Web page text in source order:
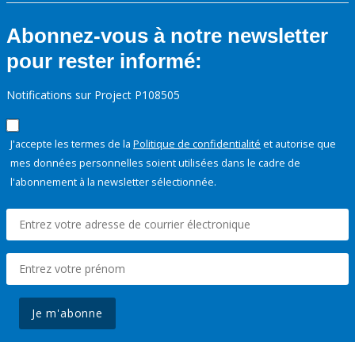
Abonnez-vous à notre newsletter
pour rester informé:
Notifications sur Project P108505
J'accepte les termes de la Politique de confidentialité et autorise que
mes données personnelles soient utilisées dans le cadre de
l'abonnement à la newsletter sélectionnée.
Je m'abonne